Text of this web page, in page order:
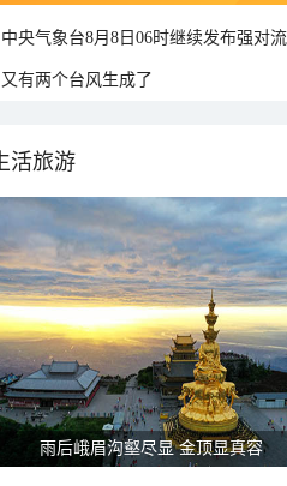
又有两个台风生成了
活旅游
雨后峨眉沟壑尽显 金顶显真容